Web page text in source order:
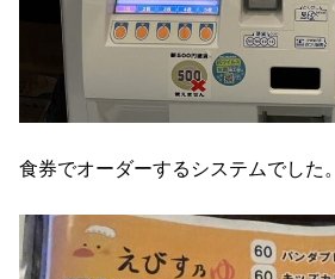
食券でオーダーするシステムでした。